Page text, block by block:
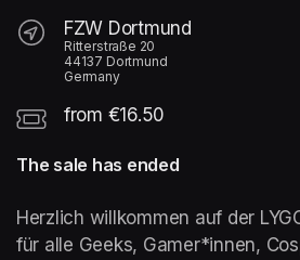
FZW Dortmund
Ritterstraße 20
44137 Dortmund
Germany
from €16.50
The sale has ended
Herzlich willkommen auf der
für alle Geeks, Gamer*innen,